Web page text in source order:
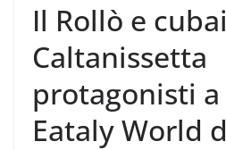
Il Rollò e
Caltanissetta
protagonisti a
Eataly World